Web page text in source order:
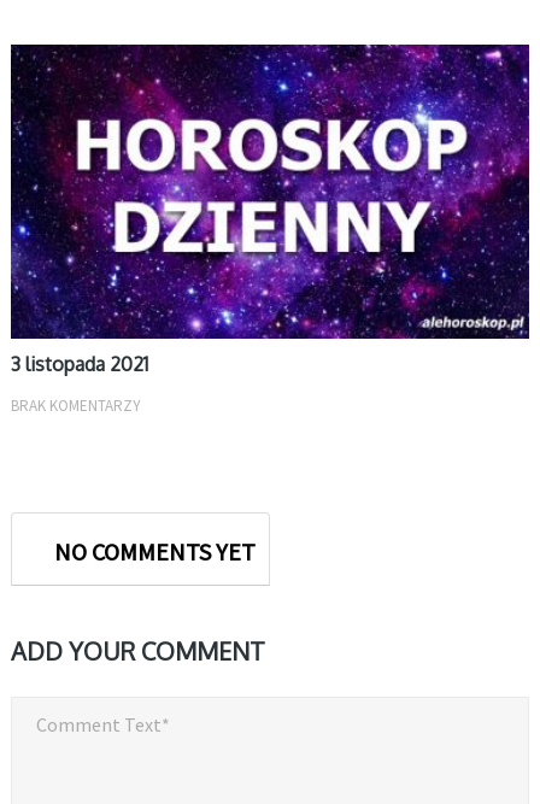
DZIENNY
3 listopada 2021
BRAK KOMENTARZY
NO COMMENTS YET
ADD YOUR COMMENT